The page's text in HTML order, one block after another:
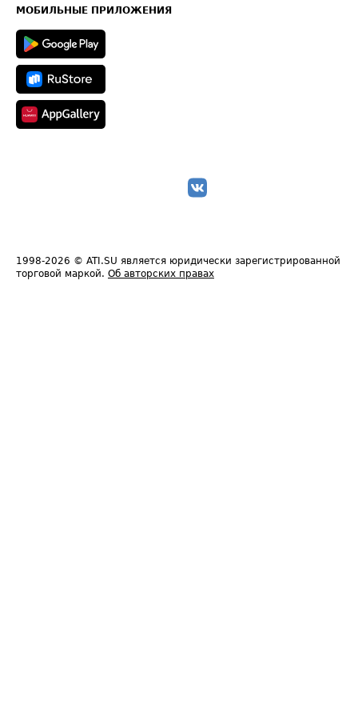
Техническая информация
МОБИЛЬНЫЕ ПРИЛОЖЕНИЯ
1998-2026 © ATI.SU является юридически зарегистрированной
торговой маркой. Об авторских правах